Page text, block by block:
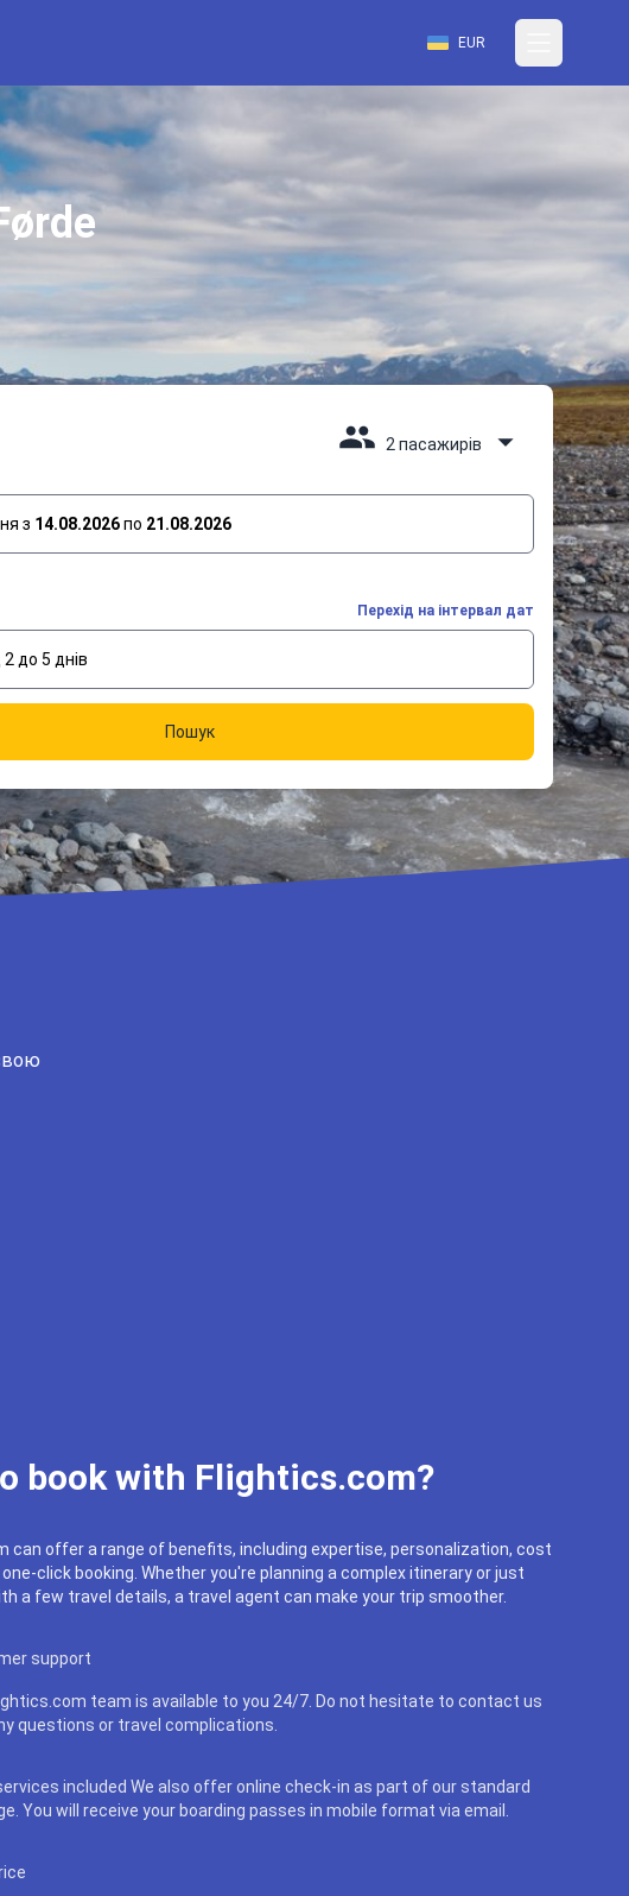
EUR
2 пасажирів
з 14.08.2026по 21.08.2026
Перехід на інтервал дат
до 5 днів
Пошук
book with Flightics.com?
can offer a range of benefits, including expertise, personalization, cost
click booking. Whether you're planning a complex itinerary or just
a few travel details, a travel agent can make your trip smoother.
support
team is available to you 24/7. Do not hesitate to contact us
questions or travel complications.
included We also offer online check-in as part of our standard
You will receive your boarding passes in mobile format via email.